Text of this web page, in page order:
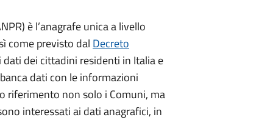
è l’anagrafe unica a livello
come previsto dal Decreto
dati dei cittadini residenti in Italia e
dati con le informazioni
riferimento non solo i Comuni, ma
interessati ai dati anagrafici, in